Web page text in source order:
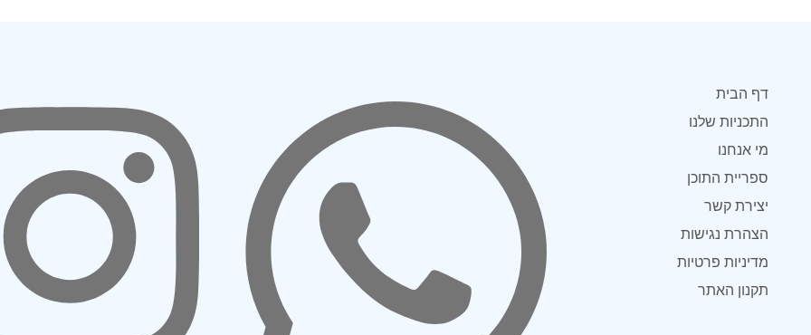
דף הבית
התכניות שלנו
מי אנחנו
ספריית התוכן
יצירת קשר
הצהרת נגישות
מדיניות פרטיות
תקנון האתר